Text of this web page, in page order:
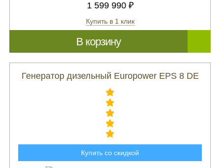
1 599 990 ₽
Купить в 1 клик
В корзину
Генератор дизельный Europower EPS 8 DE
Купить со скидкой